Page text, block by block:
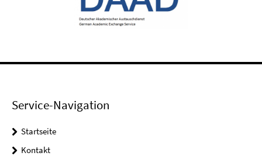
Service-Navigation
Startseite
Kontakt